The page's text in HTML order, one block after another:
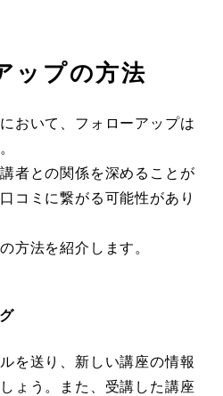
ップの方法
おいて、フォローアップは
者との関係を深めることが
コミに繋がる可能性があり
方法を紹介します。
を送り、新しい講座の情報
ょう。また、受講した講座